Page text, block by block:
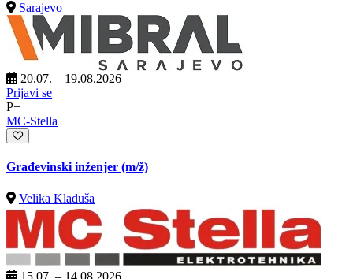
Sarajevo
20.07. – 19.08.2026
Prijavi se
P+
MC-Stella
Građevinski inženjer (m/ž)
Velika Kladuša
15.07. – 14.08.2026